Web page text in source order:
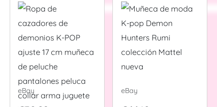
eBay eBay